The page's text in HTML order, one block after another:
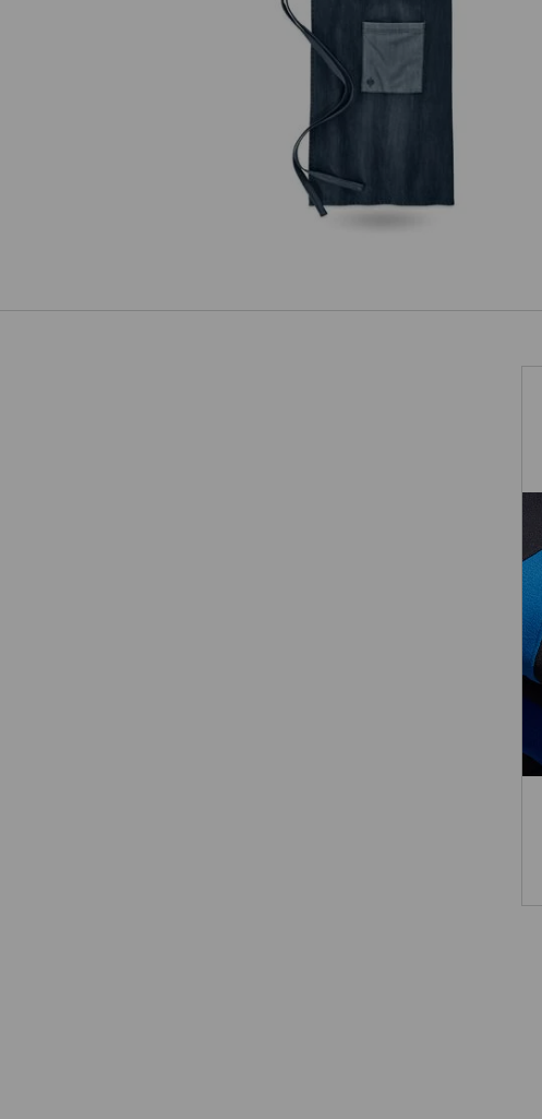
e.s. Vorbinder denim